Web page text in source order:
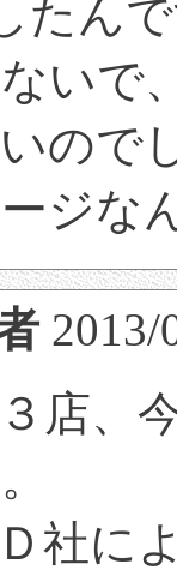
たん
いで
ので
ジな
2013/
店、
社に